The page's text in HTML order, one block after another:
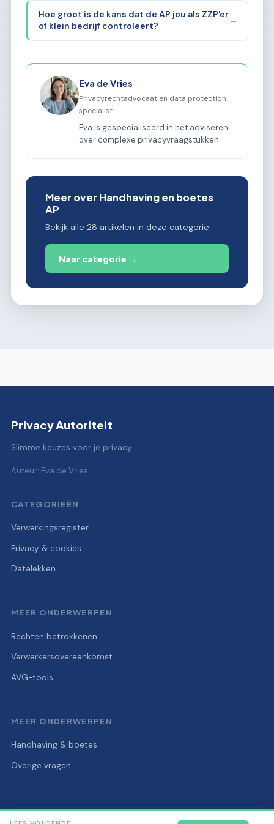
Hoe groot is de kans dat de AP jou als ZZP'er
of klein bedrijf controleert?
→
Eva de Vries
Privacyrechtadvocaat en data protection
specialist
Eva is gespecialiseerd in het adviseren
over complexe privacyvraagstukken.
Meer over Handhaving en boetes
AP
Bekijk alle 28 artikelen in deze categorie.
Naar categorie →
Privacy Autoriteit
Slimme keuzes voor je privacy.
Auteur: Eva de Vries
CATEGORIEËN
Verwerkingsregister
Privacy & cookies
Datalekken
MEER ONDERWERPEN
Rechten betrokkenen
Verwerkersovereenkomst
AVG-tools
MEER ONDERWERPEN
Handhaving & boetes
Overige vragen